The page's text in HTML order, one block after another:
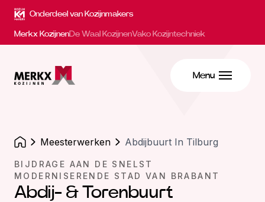
Onderdeel van Kozijnmakers
Merkx KozijnenDe Waal KozijnenVako Kozijntechniek
Menu
meesterwerken Abdijbuurt In Tilburg
BIJDRAGE AAN DE SNELST
MODERNISERENDE STAD VAN BRABANT
Abdij- & Torenbuurt